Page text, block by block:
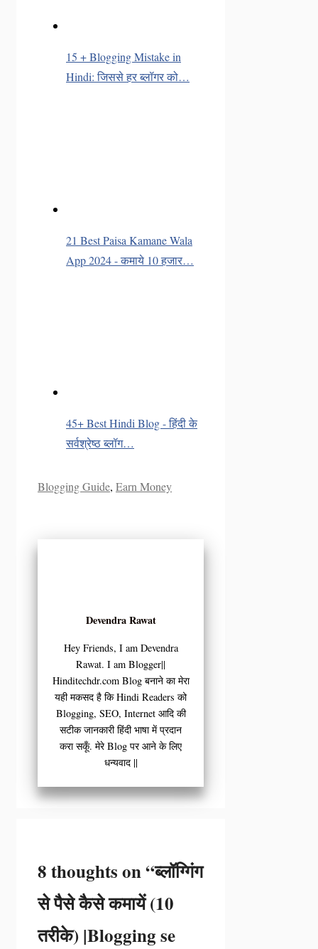
15 + Blogging Mistake in
Hindi: जिससे हर ब्लॉगर को…
21 Best Paisa Kamane Wala
App 2024 - कमाये 10 हजार…
45+ Best Hindi Blog - हिंदी के
सर्वश्रेष्ठ ब्लॉग…
Categories
Blogging Guide, Earn Money
Devendra Rawat
Hey Friends, I am Devendra
Rawat. I am Blogger||
Hinditechdr.com Blog बनाने का मेरा
यही मकसद है कि Hindi Readers को
Blogging, SEO, Internet आदि की
सटीक जानकारी हिंदी भाषा में प्रदान
करा सकूँ. मेरे Blog पर आने के लिए
धन्यवाद ||
8 thoughts on “ब्लॉग्गिंग
से पैसे कैसे कमायें (10
तरीके) |Blogging se